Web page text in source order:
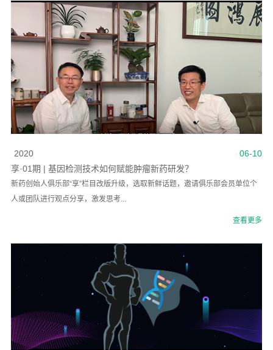
06-10
2020
享·01期 | 基因检测技术如何赋能肿瘤新药研发？
新药创始人俱乐部“享”栏目改版升级，选取新鲜话题，邀请俱乐部会员单位个
人或团队进行观点分享，激发思考...
查看更多